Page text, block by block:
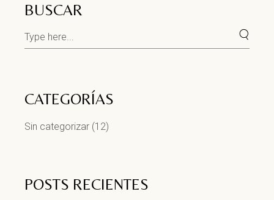
BUSCAR
CATEGORÍAS
Sin categorizar (12)
POSTS RECIENTES